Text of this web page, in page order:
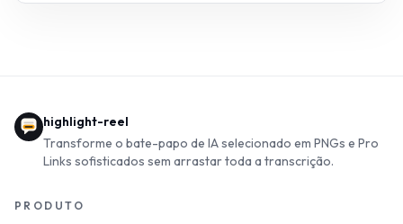
highlight-reel
Transforme o bate-papo de IA selecionado em PNGs e Pro
Links sofisticados sem arrastar toda a transcrição.
PRODUTO